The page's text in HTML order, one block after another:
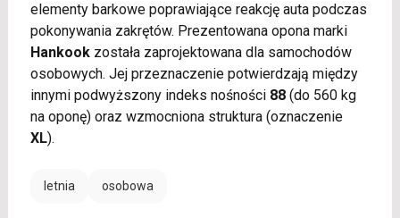
elementy barkowe poprawiające reakcję auta podczas
pokonywania zakrętów. Prezentowana opona marki
Hankookzostała zaprojektowana dla samochodów
osobowych. Jej przeznaczenie potwierdzają między
innymi podwyższony indeks nośności 88(do 560 kg
na oponę) oraz wzmocniona struktura (oznaczenie
XL).
letnia osobowa